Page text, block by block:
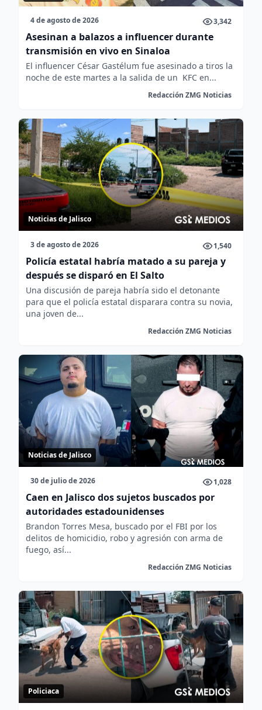
4 de agosto de 2026 3,342
Asesinan a balazos a influencer durante
transmisión en vivo en Sinaloa
El influencer César Gastélum fue asesinado a tiros la
noche de este martes a la salida de un KFC en...
Redacción ZMG Noticias
Noticias de Jalisco
3 de agosto de 2026 1,540
Policía estatal habría matado a su pareja y
después se disparó en El Salto
Una discusión de pareja habría sido el detonante
para que el policía estatal disparara contra su novia,
una joven de...
Redacción ZMG Noticias
Noticias de Jalisco
30 de julio de 2026 1,028
Caen en Jalisco dos sujetos buscados por
autoridades estadounidenses
Brandon Torres Mesa, buscado por el FBI por los
delitos de homicidio, robo y agresión con arma de
fuego, así...
Redacción ZMG Noticias
Policiaca